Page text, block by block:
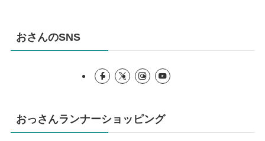
おさんのSNS
おっさんランナーショッピング